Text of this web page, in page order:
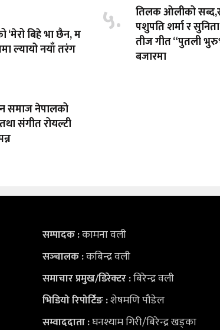
‘मेरो बिहे भा छैन, म
ल्यायो नयाँ तरंग
समाज नेपालको
संगीत रोयल्टी
५.
तिलक ओलीको
पशुपति शर्मा र
तीज गीत “पुतली
बजारमा
सम्पादक :कामना वली
सञ्‍चालक :कबिन्द्र वली
समाचार प्रमुख/डिरेक्टर :बिरेन्द्र वली
भिडियोरिपोर्टिङ :शेषमणि पौडेल
सम्वाददाता :घनश्याम गिरी/बिरेन्द्र खड्का